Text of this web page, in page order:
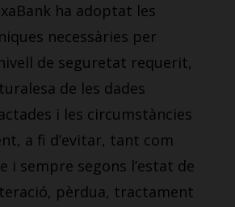
ha adoptat les
necessàries per
de seguretat requerit,
de les dades
i les circumstàncies
a fi d’evitar, tant com
i sempre segons l’estat de
pèrdua, tractament